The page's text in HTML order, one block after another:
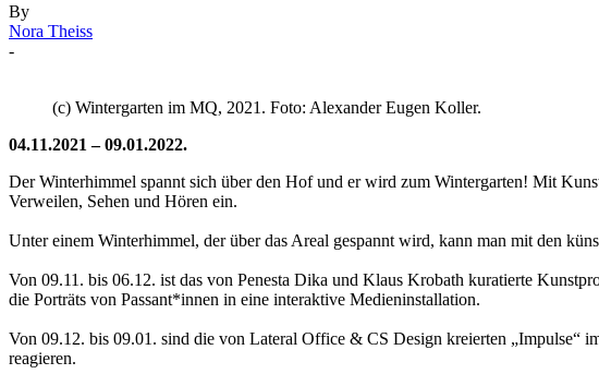
By
Nora Theiss
-
(c) Wintergarten im MQ, 2021. Foto: Alexander Eugen Koller.
04.11.2021 – 09.01.2022.
Der Winterhimmel spannt sich über den Hof und er wird zum Wintergarten! Mit
Verweilen, Sehen und Hören ein.
Unter einem Winterhimmel, der über das Areal gespannt wird, kann man mit den
Von 09.11. bis 06.12. ist das von Penesta Dika und Klaus Krobath kuratierte
die Porträts von Passant*innen in eine interaktive Medieninstallation.
Von 09.12. bis 09.01. sind die von Lateral Office & CS Design kreierten „Impulse“
reagieren.